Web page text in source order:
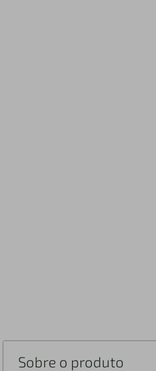
Sobre o produto